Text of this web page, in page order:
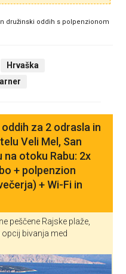
družinski oddih s polpenzionom
Hrvaška
oddih za 2 odrasla in
Veli Mel, San
otoku Rabu: 2x
+ polpenzion
+ Wi-Fi in
peščene Rajske plaže,
opcij bivanja med